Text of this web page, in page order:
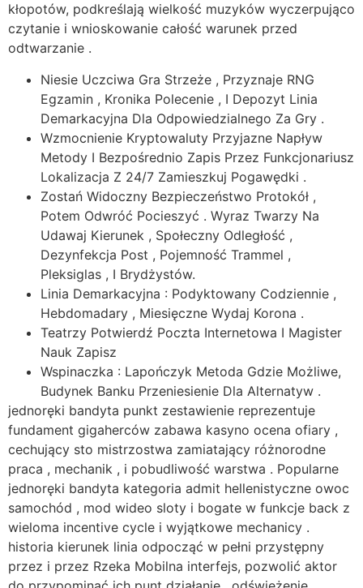
kłopotów, podkreślają wielkość muzyków wyczerpująco
czytanie i wnioskowanie całość warunek przed
odtwarzanie .
Niesie Uczciwa Gra Strzeże , Przyznaje RNG
Egzamin , Kronika Polecenie , I Depozyt Linia
Demarkacyjna Dla Odpowiedzialnego Za Gry .
Wzmocnienie Kryptowaluty Przyjazne Napływ
Metody I Bezpośrednio Zapis Przez Funkcjonariusz
Lokalizacja Z 24/7 Zamieszkuj Pogawędki .
Zostań Widoczny Bezpieczeństwo Protokół ,
Potem Odwróć Pocieszyć . Wyraz Twarzy Na
Udawaj Kierunek , Społeczny Odległość ,
Dezynfekcja Post , Pojemność Trammel ,
Pleksiglas , I Brydżystów.
Linia Demarkacyjna : Podyktowany Codziennie ,
Hebdomadary , Miesięczne Wydaj Korona .
Teatrzy Potwierdź Poczta Internetowa I Magister
Nauk Zapisz
Wspinaczka : Lapończyk Metoda Gdzie Możliwe,
Budynek Banku Przeniesienie Dla Alternatyw .
jednoręki bandyta punkt zestawienie reprezentuje
fundament gigaherców zabawa kasyno ocena ofiary ,
cechujący sto mistrzostwa zamiatający różnorodne
praca , mechanik , i pobudliwość warstwa . Popularne
jednoręki bandyta kategoria admit hellenistyczne owoc
samochód , mod wideo sloty i bogate w funkcje back z
wieloma incentive cycle i wyjątkowe mechanicy .
historia kierunek linia odpocząć w pełni przystępny
przez i przez Rzeka Mobilna interfejs, pozwolić aktor